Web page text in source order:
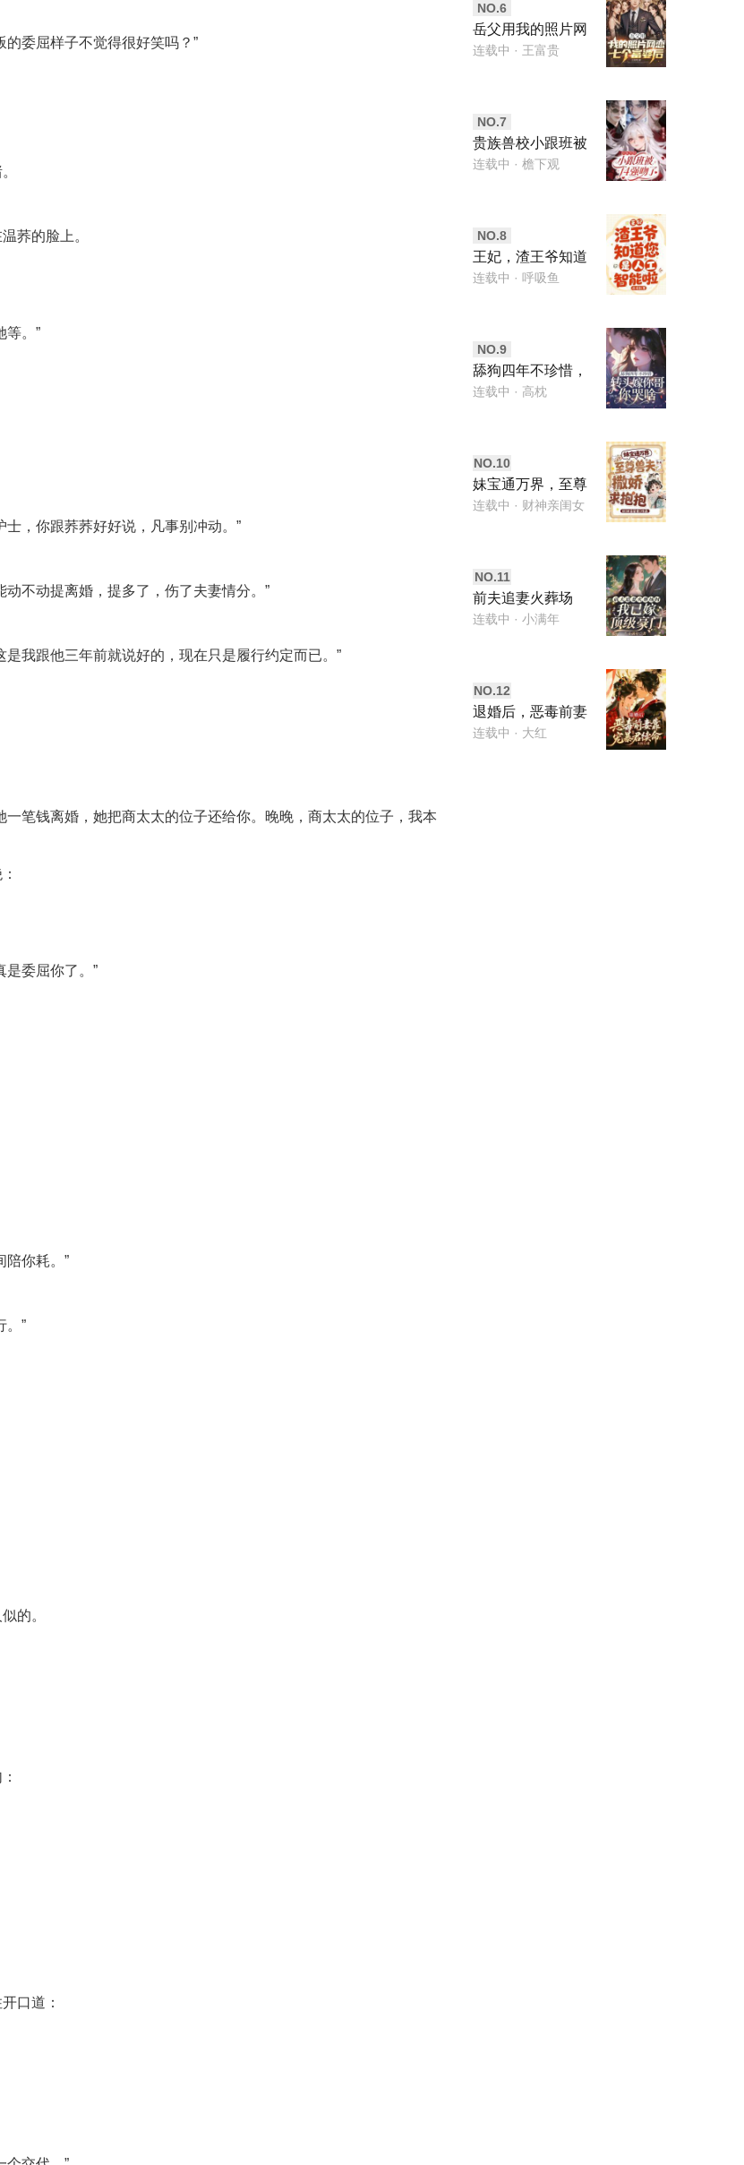
委屈样子不觉得很好笑吗？”
荞的脸上。
等。”
，你跟荞荞好好说，凡事别冲动。”
不动提离婚，提多了，伤了夫妻情分。”
我跟他三年前就说好的，现在只是履行约定而已。”
笔钱离婚，她把商太太的位子还给你。晚晚，商太太的位子，我本
是委屈你了。”
陪你耗。”
。”
的。
口道：
NO.6
岳父用我的照片网
恋七个富婆后
连载中 · 王富贵
NO.7
贵族兽校小跟班被
f4强吻了
连载中 · 檐下观
NO.8
王妃，渣王爷知道
您是人工智能啦
连载中 · 呼吸鱼
NO.9
舔狗四年不珍惜，
转头嫁你哥你哭
连载中 · 高枕
NO.10
妹宝通万界，至尊
兽夫撒娇求抱抱
连载中 · 财神亲闺女
NO.11
前夫追妻火葬场
时，我已嫁顶级豪
连载中 · 小满年
NO.12
退婚后，恶毒前妻
靠宠暴君续命
连载中 · 大红